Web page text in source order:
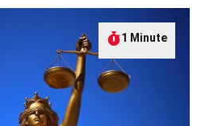
1 Minute